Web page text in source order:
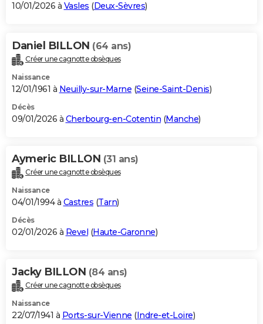
10/01/2026 à Vasles (Deux-Sèvres)
Daniel BILLON (64 ans)
Créer une cagnotte obsèques
Naissance
12/01/1961 à Neuilly-sur-Marne (Seine-Saint-Denis)
Décès
09/01/2026 à Cherbourg-en-Cotentin (Manche)
Aymeric BILLON (31 ans)
Créer une cagnotte obsèques
Naissance
04/01/1994 à Castres (Tarn)
Décès
02/01/2026 à Revel (Haute-Garonne)
Jacky BILLON (84 ans)
Créer une cagnotte obsèques
Naissance
22/07/1941 à Ports-sur-Vienne (Indre-et-Loire)